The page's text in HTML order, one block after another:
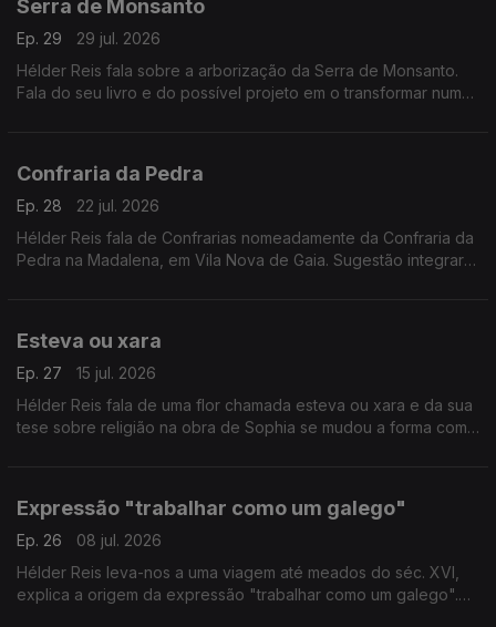
Serra de Monsanto
Ep. 29
29 jul. 2026
Hélder Reis fala sobre a arborização da Serra de Monsanto.
Fala do seu livro e do possível projeto em o transformar numa
Confraria da Pedra
Ep. 28
22 jul. 2026
Hélder Reis fala de Confrarias nomeadamente da Confraria da
Pedra na Madalena, em Vila Nova de Gaia. Sugestão integrar o
Esteva ou xara
Ep. 27
15 jul. 2026
Hélder Reis fala de uma flor chamada esteva ou xara e da sua
tese sobre religião na obra de Sophia se mudou a forma como
Expressão "trabalhar como um galego"
Ep. 26
08 jul. 2026
Hélder Reis leva-nos a uma viagem até meados do séc. XVI,
explica a origem da expressão "trabalhar como um galego".